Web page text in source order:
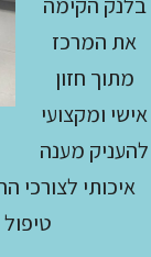
את המרכז
מתוך חזון
אישי ומקצועי
להעניק מענה
איכותי לצורכי